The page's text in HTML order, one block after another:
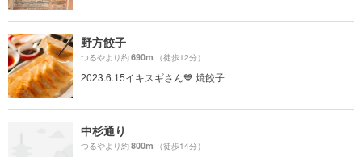
野方餃子
つるやより約690m （徒歩12分）
2023.6.15イキスギさん💙 焼餃子
中杉通り
つるやより約800m （徒歩14分）